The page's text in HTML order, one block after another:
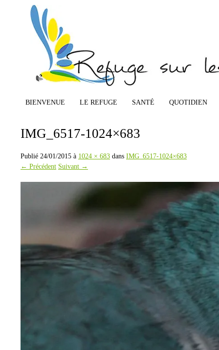
BIENVENUE LE REFUGE SANTÉ QUOTIDIEN
IMG_6517-1024×683
Publié 24/01/2015 à 1024 × 683 dans IMG_6517-1024×683
← Précédent Suivant →